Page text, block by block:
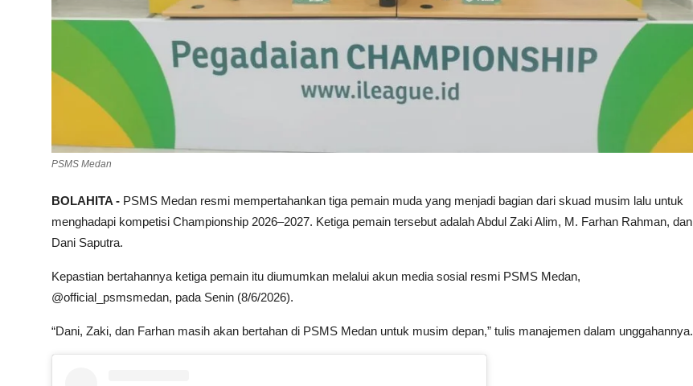
PSMS Medan
BOLAHITA - PSMS Medan resmi mempertahankan tiga pemain muda yang menjadi bagian dari skuad musim lalu untuk
menghadapi kompetisi Championship 2026–2027. Ketiga pemain tersebut adalah Abdul Zaki Alim, M. Farhan Rahman, dan
Dani Saputra.
Kepastian bertahannya ketiga pemain itu diumumkan melalui akun media sosial resmi PSMS Medan,
@official_psmsmedan, pada Senin (8/6/2026).
“Dani, Zaki, dan Farhan masih akan bertahan di PSMS Medan untuk musim depan,” tulis manajemen dalam unggahannya.